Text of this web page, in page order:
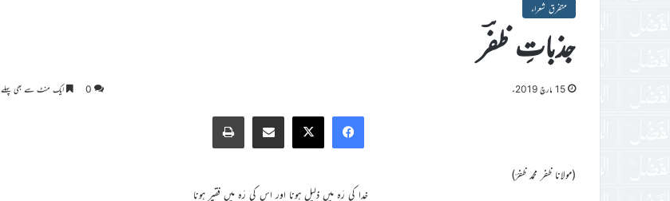
متفرق شعراء
جذباتِ ظفؔر
15 مارچ 2019ء 0 ایک منٹ سے بھی پہلے
Facebook
X
Share via Email
Print
(مولانا ظفر محمد ظفرؔ)
خدا کی رَہ میں ذلیل ہونا اور اس کی رَہ میں فقیر ہونا